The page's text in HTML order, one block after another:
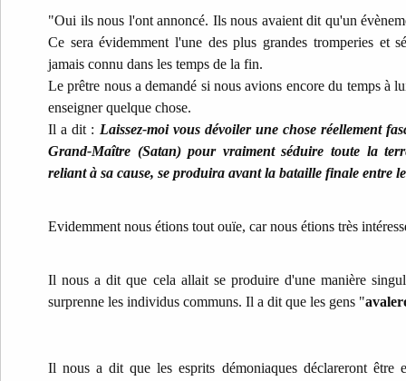
"Oui ils nous l'ont annoncé. Ils nous avaient dit qu'un
Ce sera évidemment l'une des plus grandes tromperies et
jamais connu dans les temps de la fin.
Le prêtre nous a demandé si nous avions encore du temps à
enseigner quelque chose.
Il a dit : Laissez-moi vous dévoiler une chose réellement
Grand-Maître (Satan) pour vraiment séduire toute la
reliant à sa cause, se produira avant la bataille finale entre
Evidemment nous étions tout ouïe, car nous étions très
Il nous a dit que cela allait se produire d'une manière
surprenne les individus communs. Il a dit que les gens "
Il nous a dit que les esprits démoniaques déclareront être